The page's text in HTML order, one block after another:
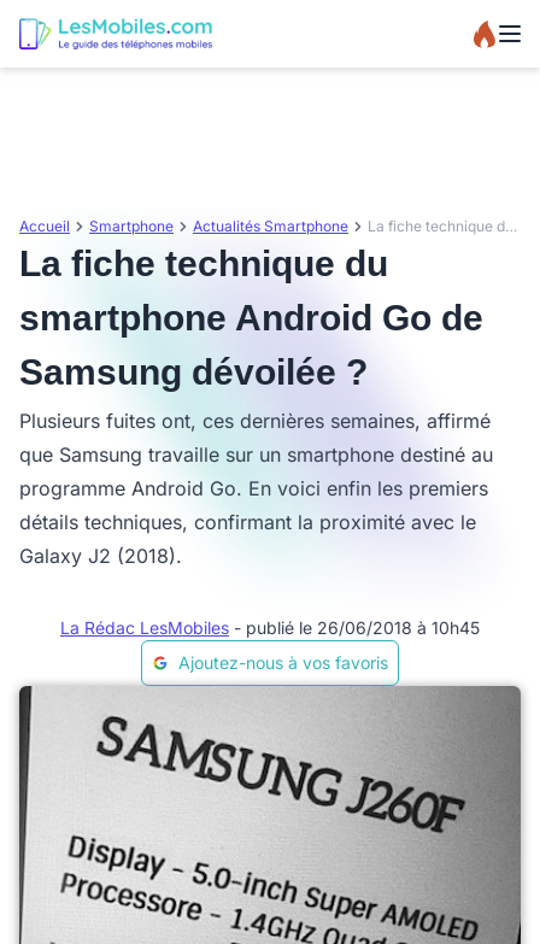
Accueil Smartphone Actualités Smartphone La fiche technique du smartphone Android Go de Samsung dévoilée ?
La fiche technique du
smartphone Android Go de
Samsung dévoilée ?
Plusieurs fuites ont, ces dernières semaines, affirmé
que Samsung travaille sur un smartphone destiné au
programme Android Go. En voici enfin les premiers
détails techniques, confirmant la proximité avec le
Galaxy J2 (2018).
La Rédac LesMobiles - publié le 26/06/2018 à 10h45
Ajoutez-nous à vos favoris